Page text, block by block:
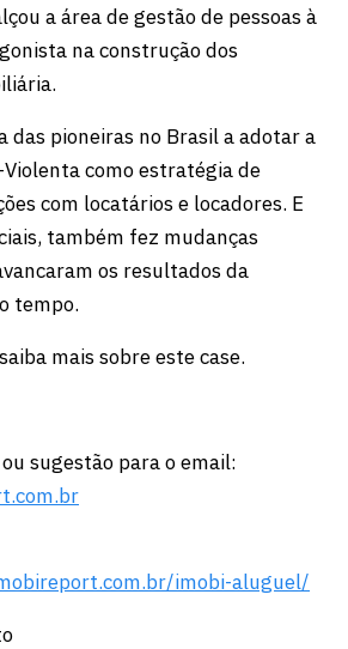
a área de gestão de pessoas à
na construção dos
das pioneiras no Brasil a adotar a
Violenta como estratégia de
com locatários e locadores. E
também fez mudanças
os resultados da
tempo.
mais sobre este case.
sugestão para o email:
imobi-aluguel/